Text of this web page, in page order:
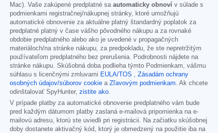
Mac). Vaše zakúpené predplatné sa automaticky obnoví v súlade s
podmienkami registračnej/nákupnej stránky, ktoré umožňujú
automatické obnovenie za aktuálne platný štandardný poplatok za
predplatné platný v čase vášho pôvodného nákupu a za rovnaké
obdobie predplatného alebo ako je uvedené v propagačných
materiáloch/na stránke nákupu, za predpokladu, že ste nepretržitým
používateľom predplatného bez prerušenia. Podrobnosti nájdete na
stránke nákupu. Skúšobná doba podlieha týmto Podmienkam, vášmu
súhlasu s licenčnými zmluvami EULA/TOS
Zásadám ochrany
osobných údajov/súborov cookie a Zľavovým podmienkam . Ak chcete
odinštalovať SpyHunter, zistite ako
V prípade platby za automatické obnovenie predplatného vám bude
pred každým dátumom platby zaslaná e-mailová pripomienka na e-
mailovú adresu, ktorú ste uviedli pri registrácii. Na začiatku skúšobnej
doby dostanete aktivačný kód, ktorý je obmedzený na použitie iba na